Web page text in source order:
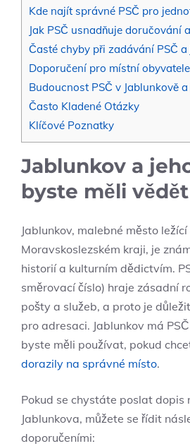
Kde najít správné PSČ pro
Jak PSČ usnadňuje doručování
Časté chyby při zadávání PSČ
Doporučení pro místní
Budoucnost PSČ v Jablunkově
Často Kladené Otázky
Klíčové Poznatky
Jablunkov a
byste měli vědět
Jablunkov, malebné město ležící
Moravskoslezském kraji, je
historií a kulturním dědictvím.
směrovací číslo) hraje zásadní
pošty a služeb, a proto je
pro adresaci. Jablunkov má
byste měli používat, pokud
dorazily na správné místo.
Pokud se chystáte poslat dopis
Jablunkova, můžete se řídit
doporučeními: